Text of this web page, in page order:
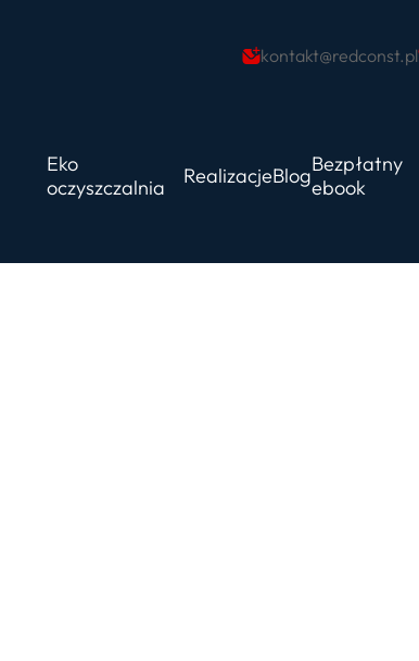
kontakt@redconst.pl
Eko
oczyszczalnia
RealizacjeBlogBezpłatny
ebook